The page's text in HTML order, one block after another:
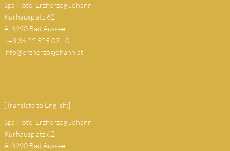
Spa Hotel Erzherzog Johann
Kurhausplatz 62
A-8990 Bad Aussee
+43 36 22 525 07 - 0
info@erzherzogjohann.at
[Translate to English:]
Spa Hotel Erzherzog Johann
Kurhausplatz 62
A-8990 Bad Aussee